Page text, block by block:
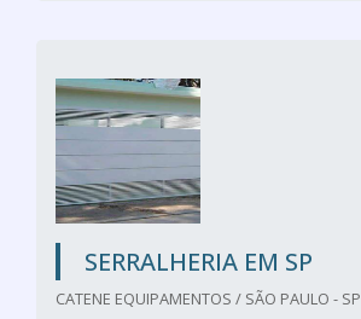
SERRALHERIA EM SP
CATENE EQUIPAMENTOS / SÃO PAULO - SP